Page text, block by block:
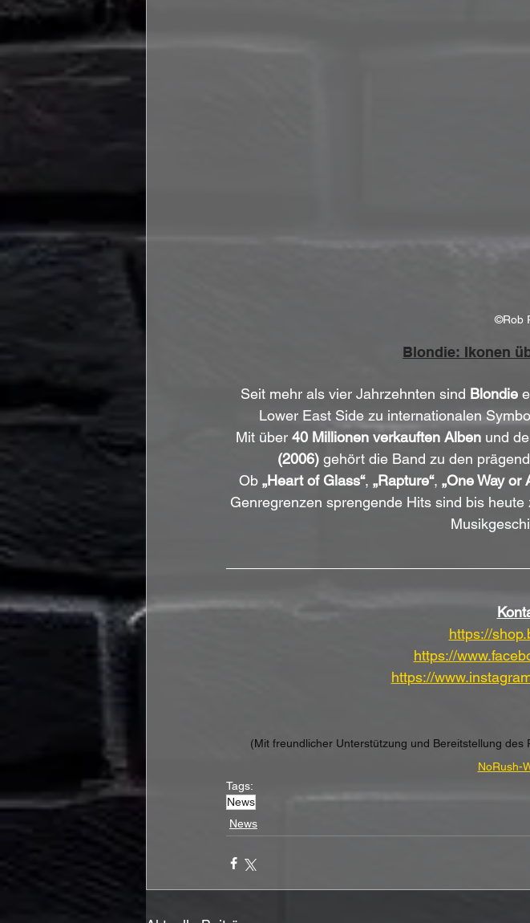
©Rob
Blondie: Ikonen
Seit mehr als vier Jahrzehnten sind Blondie
Lower East Side zu internationalen
Mit über 40 Millionen verkauften Alben und
(2006) gehört die Band zu den
Ob „Heart of Glass“, „Rapture“, „One Way or
Genregrenzen sprengende Hits sind bis
https://
https://
https://
(Mit freundlicher Unterstützung und Bereitstellung
NoRush-
Tags:
News
News